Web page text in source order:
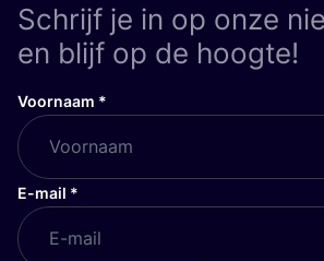
Schrijf je in op onze
en blijf op de hoogte!
Voornaam *
E-mail *